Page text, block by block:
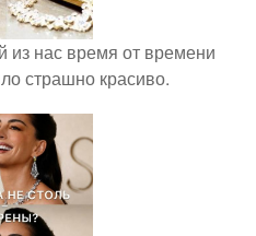
из нас время от времени
страшно красиво.